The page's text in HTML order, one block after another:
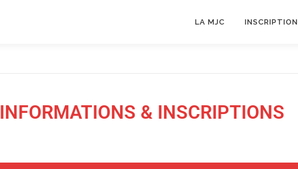
LA MJC INSCRIPTION
INFORMATIONS & INSCRIPTIONS